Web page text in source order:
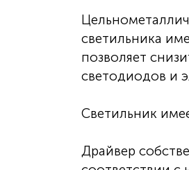
светильника
позволяет
светодиодов и
Светильник
Драйвер